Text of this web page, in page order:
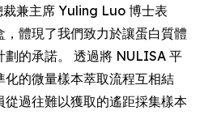
兼主席 Yuling Luo 博士表
體現了我們致力於讓蛋白質體
劃的承諾。 透過將 NULISA 平
的微量樣本萃取流程互相結
過往難以獲取的遙距採集樣本